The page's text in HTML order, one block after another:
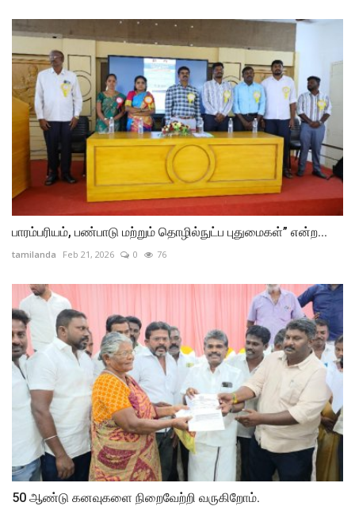
பாரம்பரியம், பண்பாடு மற்றும் தொழில்நுட்ப புதுமைகள்” என்ற...
tamilanda Feb 21, 2026 0 76
50 ஆண்டு கனவுகளை நிறைவேற்றி வருகிறோம்.